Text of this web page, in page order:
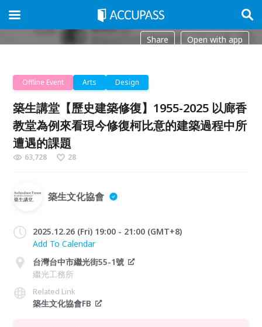
Share Open with app
Offline Event Arts Design
築生講堂【歷史建築修復】1955-2025 以廊香
教堂為例來看現今修復柯比意的建築過程中所
遭遇的課題
63,728 28
築生文化協會
2025.12.26 (Fri) 19:00 - 21:00 (GMT+8)
Add To Calendar
台灣台中市繼光街55-1號
繼光工務所
Related Link
築生文化協會FB